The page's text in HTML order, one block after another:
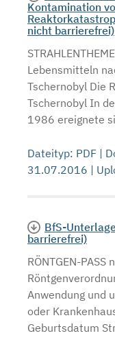
Kontamination
nicht barrierefrei)
Lebensmitteln
Tschernobyl Die
Tschernobyl In
1986 ereignete
Dateityp: PDF |
31.07.2016 |
BfS-
barrierefrei)
RÖNTGEN-
Anwendung und
oder
Geburtsdatum